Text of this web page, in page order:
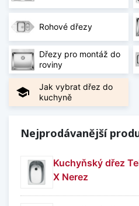
Kuchyňské dřezy z
vysokým teplotám, korozi
namáhání. Hladký povrch
omezuje usazování
maximální hygienu při
Nerezové dřezy s
něj
odkapávačem pro větší
dispozici jsou
modely, které se
Rohové dřezy
Dřezy pro montáž do
roviny
school
Jak vybrat dřez do
kuchyně
Nejprodávanější
Kuchyňský dřez
X Nerez